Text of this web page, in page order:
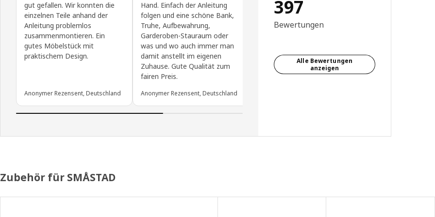
gut gefallen. Wir konnten die
einzelnen Teile anhand der
Anleitung problemlos
zusammenmontieren. Ein
gutes Möbelstück mit
praktischem Design.
Anonymer Rezensent, Deutschland
Hand. Einfach der Anleitung
folgen und eine schöne Bank,
Truhe, Aufbewahrung,
Garderoben-Stauraum oder
was und wo auch immer man
damit anstellt im eigenen
Zuhause. Gute Qualität zum
fairen Preis.
Anonymer Rezensent, Deutschland
sie ist sehr geräumig mit
Stauraum für meine ganze
Bettwäsche und Handtücher.
Sonstiges. Super!
397
Bewertungen
Alle Bewertungen
anzeigen
Zubehör für SMÅSTAD